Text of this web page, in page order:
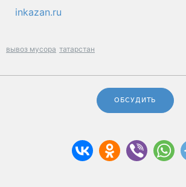
inkazan.ru
вывоз мусора татарстан
ОБСУДИТЬ